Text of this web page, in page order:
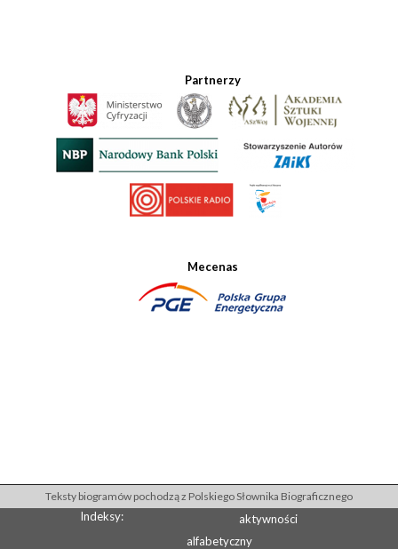
Partnerzy
Mecenas
Teksty biogramów pochodzą z Polskiego Słownika Biograficznego
Indeksy:
aktywności
alfabetyczny